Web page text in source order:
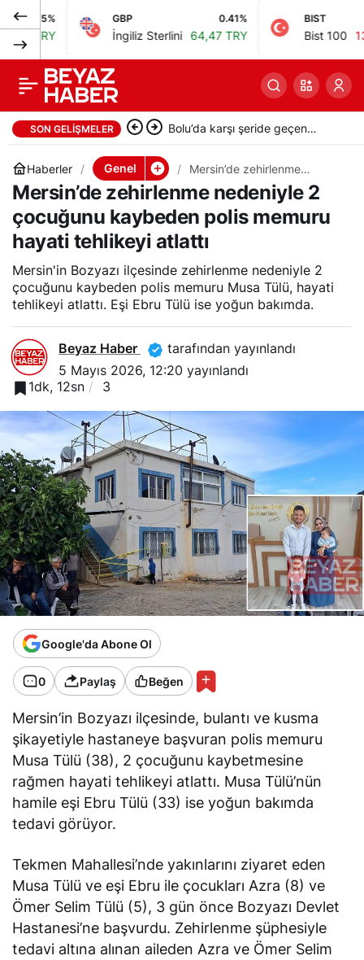
GBP
İngiliz Sterlini 64,47 TRY
BIST
Bist 100
SON GELIŞMELER Bolu’da karşı şeride geçen
çarpıştı: 1 ölü, 2 ağır yaralı
Haberler Genel
Mersin’de zehirlenme
nedeniyle 2 çocuğunu
kaybeden polis memuru
hayati tehlikeyi atlattı
Mersin’de zehirlenme nedeniyle 2
çocuğunu kaybeden polis memuru
hayati tehlikeyi atlattı
Mersin'in Bozyazı ilçesinde zehirlenme nedeniyle 2
çocuğunu kaybeden polis memuru Musa Tülü, hayati
tehlikeyi atlattı. Eşi Ebru Tülü ise yoğun bakımda.
Beyaz Haber
tarafından yayınlandı
5 Mayıs 2026, 12:20 yayınlandı
1dk, 12sn
3
Google'da Abone Ol
0 Paylaş Beğen
Mersin’in Bozyazı ilçesinde, bulantı ve kusma
şikayetiyle hastaneye başvuran polis memuru
Musa Tülü (38), 2 çocuğunu kaybetmesine
rağmen hayati tehlikeyi atlattı. Musa Tülü’nün
hamile eşi Ebru Tülü (33) ise yoğun bakımda
tedavi görüyor.
Tekmen Mahallesi’nde yakınlarını ziyaret eden
Musa Tülü ve eşi Ebru ile çocukları Azra (8) ve
Ömer Selim Tülü (5), 3 gün önce Bozyazı Devlet
Hastanesi’ne başvurdu. Zehirlenme şüphesiyle
tedavi altına alınan aileden Azra ve Ömer Selim
Jandarma, karda
mahsur kalan
hayvanlar için saman
balyası ulaştırdı
0 Paylaş